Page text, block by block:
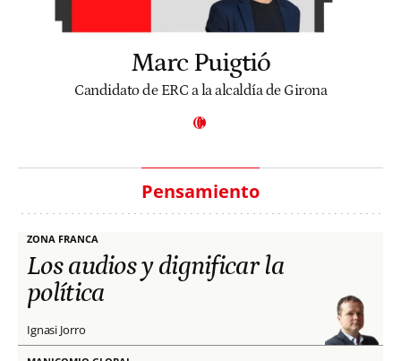
Marc Puigtió
Candidato de ERC a la alcaldía de Girona
Pensamiento
ZONA FRANCA
Los audios y dignificar la
política
Ignasi Jorro